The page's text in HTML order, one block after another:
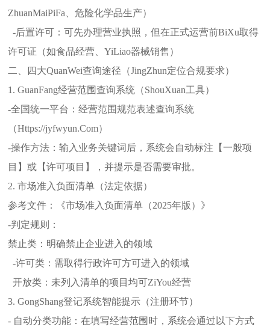
ZhuanMaiPiFa、危险化学品生产）
-后置许可：可先办理营业执照，但在正式运营前BiXu取得
许可证（如食品经营、YiLiao器械销售）
二、四大QuanWei查询途径（JingZhun定位合规要求）
1. GuanFang经营范围查询系统（ShouXuan工具）
-全国统一平台：经营范围规范表述查询系统
（Https://jyfwyun.Com）
-操作方法：输入业务关键词后，系统会自动标注【一般项
目】或【许可项目】，并提示是否需要审批。
2. 市场准入负面清单（法定依据）
参考文件：《市场准入负面清单（2025年版）》
-判定规则：
禁止类：明确禁止企业进入的领域
-许可类：需取得行政许可方可进入的领域
开放类：未列入清单的项目均可ZiYou经营
3. GongShang登记系统智能提示（注册环节）
- 自动分类功能：在填写经营范围时，系统会通过以下方式